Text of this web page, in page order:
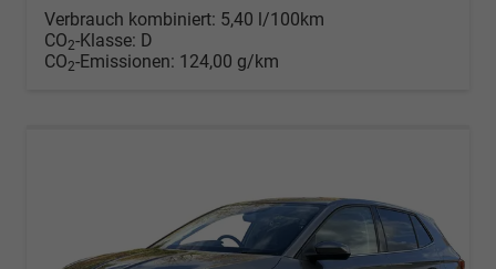
Verbrauch kombiniert: 5,40 l/100km
CO2-Klasse: D
CO2-Emissionen: 124,00 g/km